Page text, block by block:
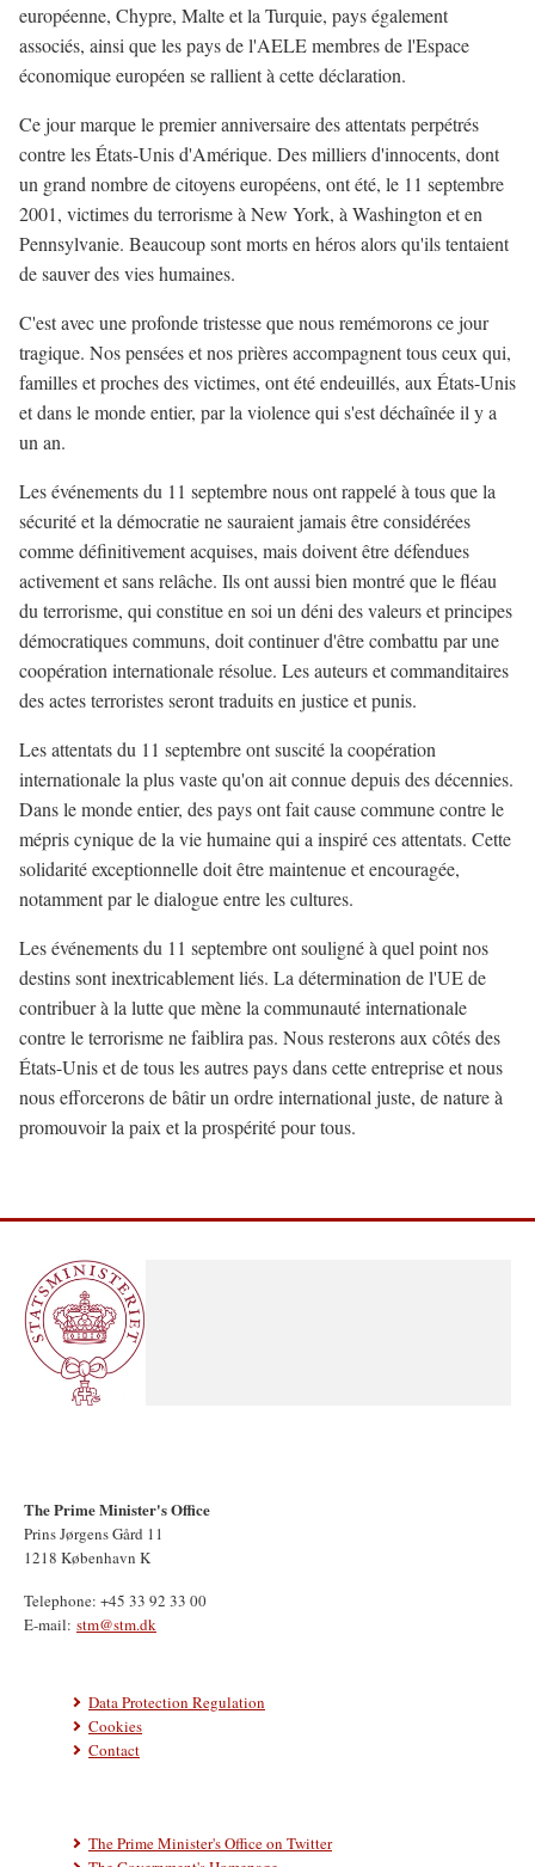
européenne, Chypre, Malte et la Turquie, pays également
associés, ainsi que les pays de l'AELE membres de l'Espace
économique européen se rallient à cette déclaration.
Ce jour marque le premier anniversaire des attentats perpétrés
contre les États-Unis d'Amérique. Des milliers d'innocents, dont
un grand nombre de citoyens européens, ont été, le 11 septembre
2001, victimes du terrorisme à New York, à Washington et en
Pennsylvanie. Beaucoup sont morts en héros alors qu'ils tentaient
de sauver des vies humaines.
C'est avec une profonde tristesse que nous remémorons ce jour
tragique. Nos pensées et nos prières accompagnent tous ceux qui,
familles et proches des victimes, ont été endeuillés, aux États-Unis
et dans le monde entier, par la violence qui s'est déchaînée il y a
un an.
Les événements du 11 septembre nous ont rappelé à tous que la
sécurité et la démocratie ne sauraient jamais être considérées
comme définitivement acquises, mais doivent être défendues
activement et sans relâche. Ils ont aussi bien montré que le fléau
du terrorisme, qui constitue en soi un déni des valeurs et principes
démocratiques communs, doit continuer d'être combattu par une
coopération internationale résolue. Les auteurs et commanditaires
des actes terroristes seront traduits en justice et punis.
Les attentats du 11 septembre ont suscité la coopération
internationale la plus vaste qu'on ait connue depuis des décennies.
Dans le monde entier, des pays ont fait cause commune contre le
mépris cynique de la vie humaine qui a inspiré ces attentats. Cette
solidarité exceptionnelle doit être maintenue et encouragée,
notamment par le dialogue entre les cultures.
Les événements du 11 septembre ont souligné à quel point nos
destins sont inextricablement liés. La détermination de l'UE de
contribuer à la lutte que mène la communauté internationale
contre le terrorisme ne faiblira pas. Nous resterons aux côtés des
États-Unis et de tous les autres pays dans cette entreprise et nous
nous efforcerons de bâtir un ordre international juste, de nature à
promouvoir la paix et la prospérité pour tous.
The Prime Minister's Office
Prins Jørgens Gård 11
1218 København K
Telephone: +45 33 92 33 00
E-mail: stm@stm.dk
Data Protection Regulation
Cookies
Contact
The Prime Minister's Office on Twitter